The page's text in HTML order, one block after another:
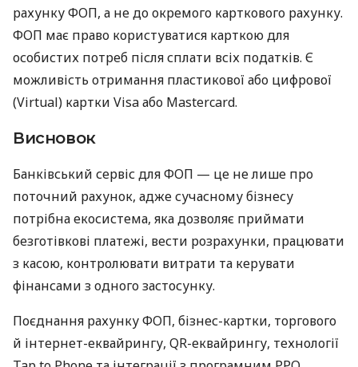
рахунку ФОП, а не до окремого карткового рахунку.
ФОП має право користуватися карткою для
особистих потреб після сплати всіх податків. Є
можливість отримання пластикової або цифрової
(Virtual) картки Visa або Mastercard.
Висновок
Банківський сервіс для ФОП — це не лише про
поточний рахунок, адже сучасному бізнесу
потрібна екосистема, яка дозволяє приймати
безготівкові платежі, вести розрахунки, працювати
з касою, контролювати витрати та керувати
фінансами з одного застосунку.
Поєднання рахунку ФОП, бізнес-картки, торгового
й інтернет-еквайрингу, QR-еквайрингу, технології